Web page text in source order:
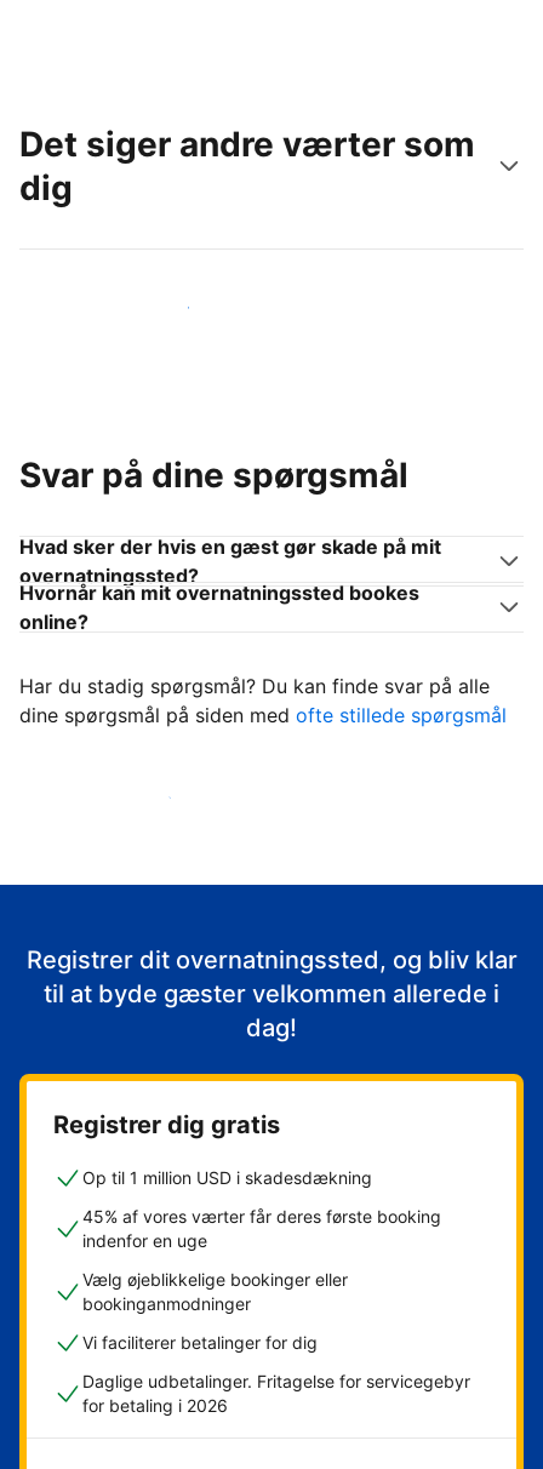
Det siger andre værter som
dig
Slut dig til andre værter som dig
Svar på dine spørgsmål
Hvad sker der hvis en gæst gør skade på mit
overnatningssted?
Hvornår kan mit overnatningssted bookes
online?
Har du stadig spørgsmål? Du kan finde svar på alle
dine spørgsmål på siden med ofte stillede spørgsmål
Begynd at tage imod gæster
Registrer dit overnatningssted, og bliv klar
til at byde gæster velkommen allerede i
dag!
Registrer dig gratis
Op til 1 million USD i skadesdækning
45% af vores værter får deres første booking
indenfor en uge
Vælg øjeblikkelige bookinger eller
bookinganmodninger
Vi faciliterer betalinger for dig
Daglige udbetalinger. Fritagelse for servicegebyr
for betaling i 2026